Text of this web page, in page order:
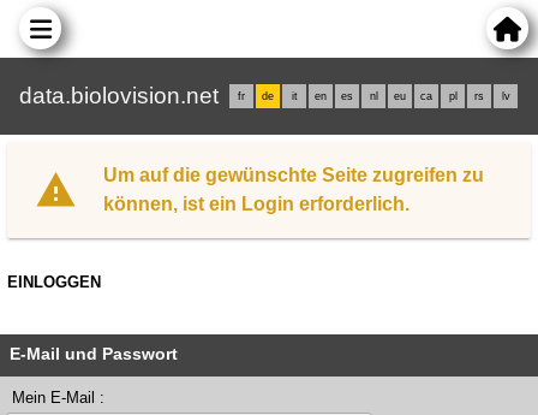
data.biolovision.net fr de it en es nl eu ca pl rs lv
Um auf die gewünschte Seite zugreifen zu
können, ist ein Login erforderlich.
EINLOGGEN
E-Mail und Passwort
Mein E-Mail :